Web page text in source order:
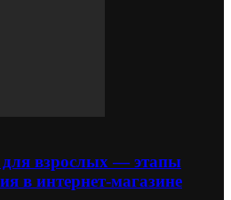
взрослых — этапы
в интернет-магазине